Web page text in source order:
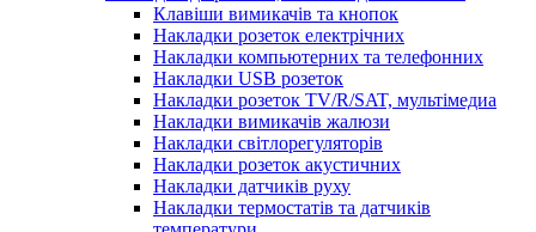
Клавіши вимикачів та кнопок
Накладки розеток електрічних
Накладки компьютерних та телефонних
Накладки USB розеток
Накладки розеток TV/R/SAT, мультімедиа
Накладки вимикачів жалюзи
Накладки світлорегуляторів
Накладки розеток акустичних
Накладки датчиків руху
Накладки термостатів та датчиків